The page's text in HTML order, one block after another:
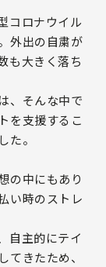
コロナウイル
外出の自粛が
も大きく落ち
、そんな中で
を支援するこ
た。
の中にもあり
い時のストレ
自主的にテイ
てきたため、